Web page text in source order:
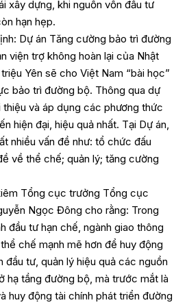
xây dựng, khi nguồn vốn đầu tư
hạn hẹp.
Dự án Tăng cường bảo trì đường
viện trợ không hoàn lại của Nhật
Yên sẽ cho Việt Nam “bài học”
bảo trì đường bộ. Thông qua dự
thiệu và áp dụng các phương thức
hiện đại, hiệu quả nhất. Tại Dự án,
nhiều vấn đề như: tổ chức đấu
về thể chế; quản lý; tăng cường
Tổng cục trưởng Tổng cục
Ngọc Đông cho rằng: Trong
đầu tư hạn chế, ngành giao thông
chế mạnh mẽ hơn để huy động
đầu tư, quản lý hiệu quả các nguồn
hạ tầng đường bộ, mà trước mắt là
huy động tài chính phát triển đường